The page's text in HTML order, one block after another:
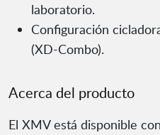
laboratorio.
Configuración
(XD-Combo).
Acerca del producto
El XMV está disponible